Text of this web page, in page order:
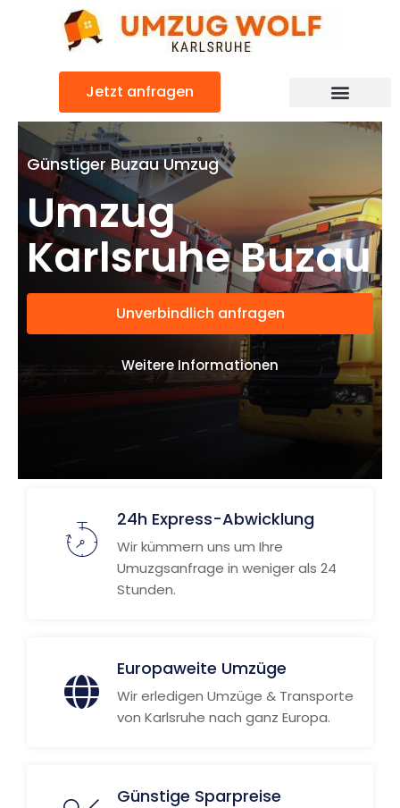
Jetzt anfragen
Günstiger Buzau Umzug
Umzug
Karlsruhe Buzau
Unverbindlich anfragen
Weitere Informationen
24h Express-Abwicklung
Wir kümmern uns um Ihre
Umuzgsanfrage in weniger als 24
Stunden.
Europaweite Umzüge
Wir erledigen Umzüge & Transporte
von Karlsruhe nach ganz Europa.
Günstige Sparpreise